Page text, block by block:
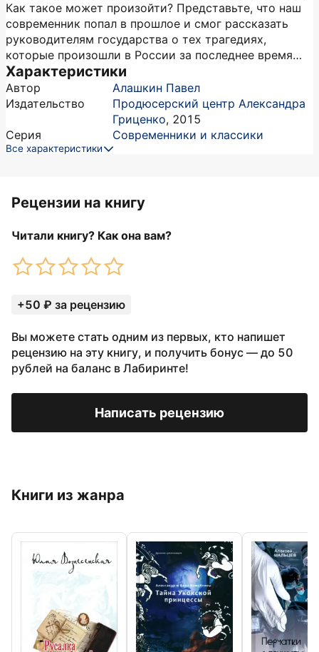
Как такое может произойти? Представьте, что наш
современник попал в прошлое и смог рассказать
руководителям государства о тех трагедиях,
которые произошли в России за последнее время…
Характеристики
Автор
Алашкин Павел
Издательство
Продюсерский центр Александра
Гриценко, 2015
Серия
Современники и классики
Все характеристики
Рецензии на книгу
Читали книгу? Как она вам?
+50 ₽ за рецензию
Вы можете стать одним из первых, кто напишет
рецензию на эту книгу, и получить бонус — до 50
рублей на баланс в Лабиринте!
Написать рецензию
Книги из жанра